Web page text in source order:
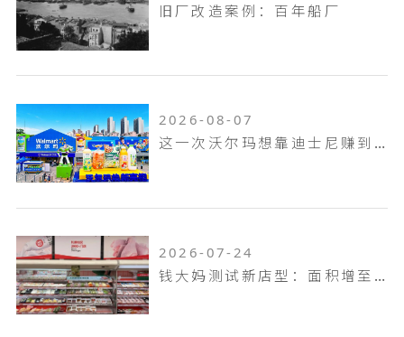
旧厂改造案例：百年船厂
2026-08-07
这一次沃尔玛想靠迪士尼赚到山姆赚不到的钱！
2026-07-24
钱大妈测试新店型：面积增至100平米，扩充熟食烘焙品类，放大自有品牌